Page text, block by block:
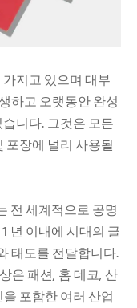
지고 있으며 대부
하고 오랫동안 완성
니다. 그것은 모든
포장에 널리 사용될
전 세계적으로 공명
년 이내에 시대의 글
태도를 전달합니다.
은 패션, 홈 데코, 산
포함한 여러 산업